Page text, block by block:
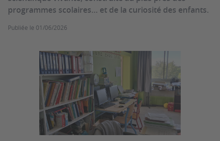
programmes scolaires… et de la curiosité des enfants.
Publiée le 01/06/2026